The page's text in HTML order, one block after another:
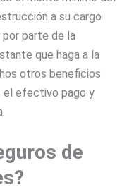
a su cargo
por parte de la
que haga a la
otros beneficios
el efectivo pago y
de